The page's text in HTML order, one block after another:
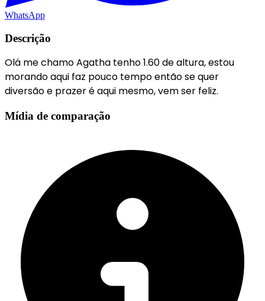
WhatsApp
Descrição
Olá me chamo Agatha tenho 1.60 de altura, estou
morando aqui faz pouco tempo então se quer
diversão e prazer é aqui mesmo, vem ser feliz.
Mídia de comparação